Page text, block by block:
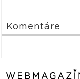
Komentáre